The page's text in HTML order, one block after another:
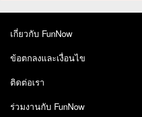
เกี่ยวกับ FunNow
ข้อตกลงและเงื่อนไข
ติดต่อเรา
ร่วมงานกับ FunNow